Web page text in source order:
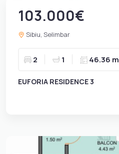
103.000€
Sibiu, Selimbar
2 1 46.36 m
EUFORIA RESIDENCE 3